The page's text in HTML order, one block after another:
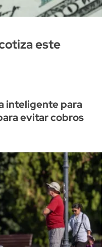
este
inteligente para
evitar cobros